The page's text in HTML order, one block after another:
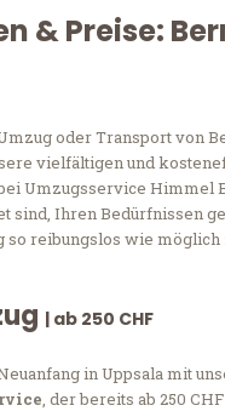
& Preise:
oder Transport von
vielfältigen und
Umzugsservice Himmel
sind, Ihren Bedürfnissen
so reibungslos wie möglich
| ab 250 CHF
in Uppsala mit
, der bereits ab 250